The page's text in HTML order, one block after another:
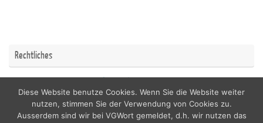
Rechtliches
Impressum Datenschutzerklärung
Diese Website benutze Cookies. Wenn Sie die Website weiter
nutzen, stimmen Sie der Verwendung von Cookies zu.
Ausserdem sind wir bei VGWort gemeldet, d.h. wir nutzen das